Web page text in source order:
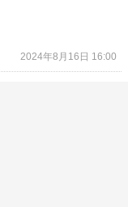
2024年8月16日 16:00